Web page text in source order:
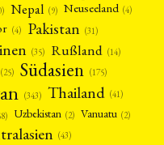
Nepal (9) Neuseeland (4)
(4) Pakistan (31)
(35) Rußland (14)
(25) Südasien (175)
(343) Thailand (41)
Uzbekistan (2) Vanuatu (2)
(43)